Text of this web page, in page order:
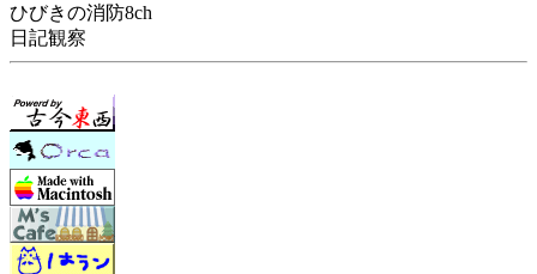
ひびきの消防8ch
日記観察